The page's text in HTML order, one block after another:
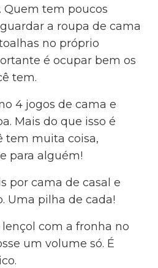
Quem tem poucos
a roupa de cama
no próprio
é ocupar bem os
tem.
4 jogos de cama e
Mais do que isso é
tem muita coisa,
para alguém!
por cama de casal e
Uma pilha de cada!
com a fronha no
um volume só. É